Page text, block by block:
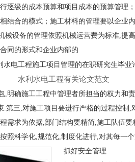
逐级的成本预算和项目成本的预算管理
结合的模式；施工材料的管理要以企业
械设备的管理依照机械运营费为标准,提
同的形式和企业内部的
水利水电工程有关论文范文
,明确施工工程中管理者所担当的权力和
第三,对施工项目要进行严格的过程控制,
需求为依据,部门结构要精简,施工队伍
照科学化,规范化,制度化进行,对其每一个
抓好安全管理